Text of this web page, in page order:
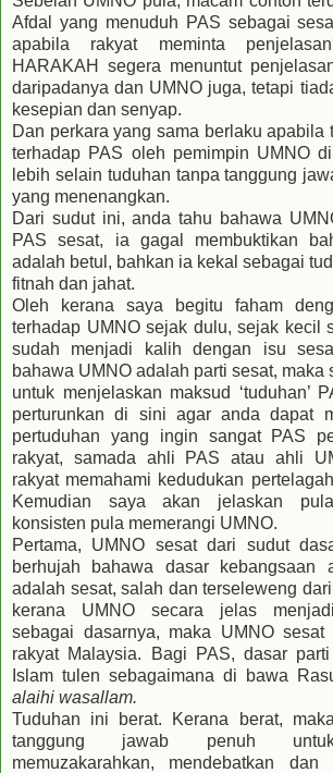
Afdal yang menuduh PAS sebagai
apabila rakyat meminta
HARAKAH segera menuntut
daripadanya dan UMNO juga, tetapi
kesepian dan senyap.
Dan perkara yang sama berlaku apabila
terhadap PAS oleh pemimpin UMNO
lebih selain tuduhan tanpa tanggung
yang menenangkan.
Dari sudut ini, anda tahu bahawa
PAS sesat, ia gagal membuktikan
adalah betul, bahkan ia kekal sebagai
fitnah dan jahat.
Oleh kerana saya begitu faham
terhadap UMNO sejak dulu, sejak kecil
sudah menjadi kalih dengan isu
bahawa UMNO adalah parti sesat, maka
untuk menjelaskan maksud ‘tuduhan’
perturunkan di sini agar anda dapat
pertuduhan yang ingin sangat PAS
rakyat, samada ahli PAS atau ahli
rakyat memahami kedudukan
Kemudian saya akan jelaskan
konsisten pula memerangi UMNO.
Pertama, UMNO sesat dari sudut
berhujah bahawa dasar kebangsaan
adalah sesat, salah dan terseleweng
kerana UMNO secara jelas
sebagai dasarnya, maka UMNO sesat
rakyat Malaysia. Bagi PAS, dasar
Islam tulen sebagaimana di bawa
alaihi wasallam.
Tuduhan ini berat. Kerana berat,
tanggung jawab penuh untuk
memuzakarahkan, mendebatkan dan